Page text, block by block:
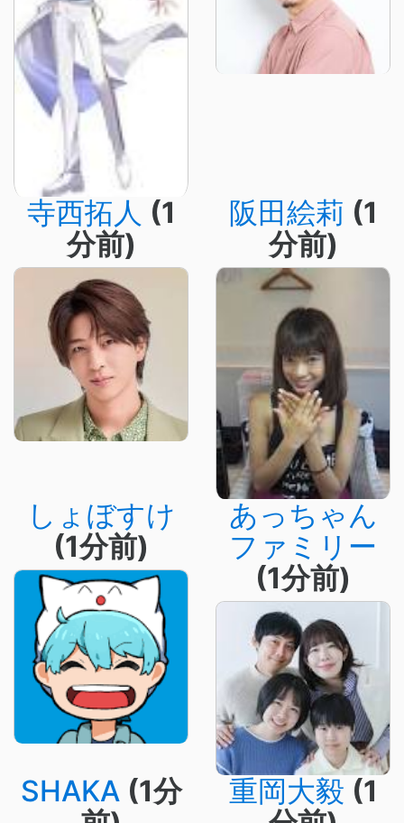
寺西拓人 (1
分前)
阪田絵莉 (1
分前)
しょぼすけ
(1分前)
あっちゃん
ファミリー
(1分前)
SHAKA (1分
重岡大毅 (1